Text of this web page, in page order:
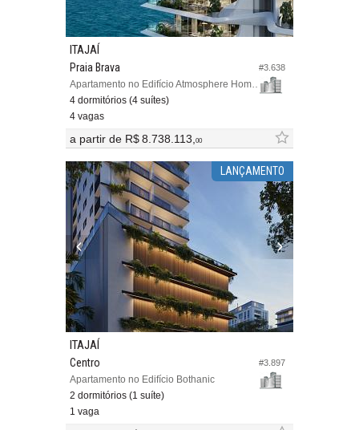
#3.638
ITAJAÍ
Praia Brava
Apartamento no Edifício Atmosphere Home Spa
4 dormitórios (4 suítes)
4 vagas
a partir de R$ 8.738.113,00
LANÇAMENTO
#3.897
ITAJAÍ
Centro
Apartamento no Edifício Bothanic
2 dormitórios (1 suíte)
1 vaga